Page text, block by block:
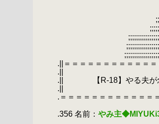
.||＝＝＝＝＝＝＝＝＝＝＝
.|| 【R-18】やる夫が
.＝＝＝＝＝＝＝＝＝＝＝＝
.356 名前：やみ主